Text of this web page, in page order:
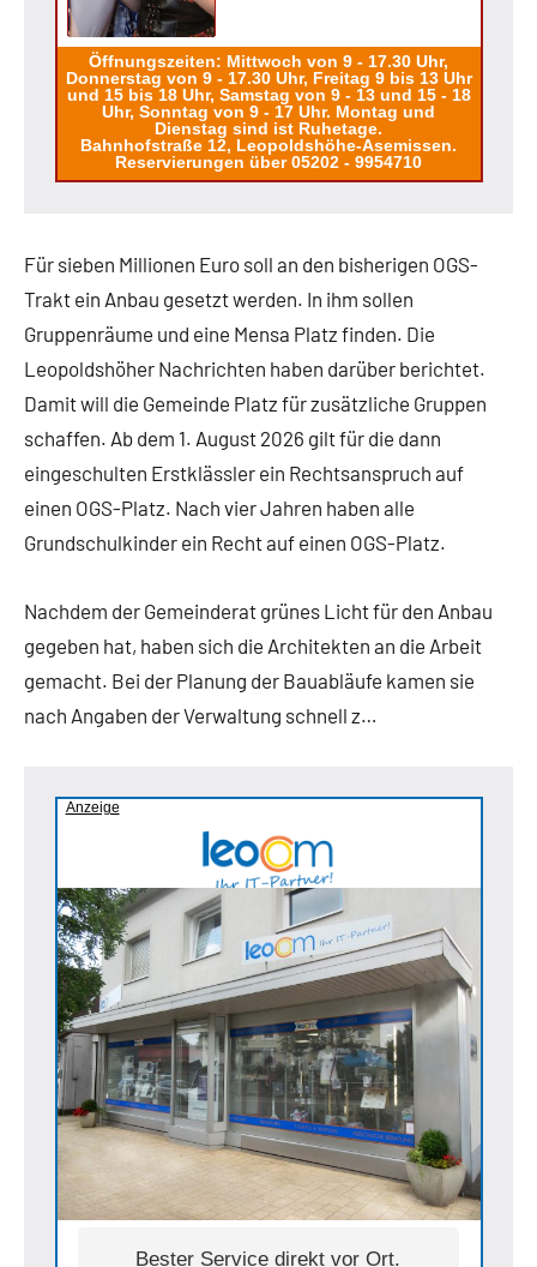
Öffnungszeiten: Mittwoch von 9 - 17.30 Uhr,
Donnerstag von 9 - 17.30 Uhr, Freitag 9 bis 13 Uhr
und 15 bis 18 Uhr, Samstag von 9 - 13 und 15 - 18
Uhr, Sonntag von 9 - 17 Uhr. Montag und
Dienstag sind ist Ruhetage.
Bahnhofstraße 12, Leopoldshöhe-Asemissen.
Reservierungen über 05202 - 9954710
Für sieben Millionen Euro soll an den bisherigen OGS-
Trakt ein Anbau gesetzt werden. In ihm sollen
Gruppenräume und eine Mensa Platz finden. Die
Leopoldshöher Nachrichten haben darüber berichtet.
Damit will die Gemeinde Platz für zusätzliche Gruppen
schaffen. Ab dem 1. August 2026 gilt für die dann
eingeschulten Erstklässler ein Rechtsanspruch auf
einen OGS-Platz. Nach vier Jahren haben alle
Grundschulkinder ein Recht auf einen OGS-Platz.
Nachdem der Gemeinderat grünes Licht für den Anbau
gegeben hat, haben sich die Architekten an die Arbeit
gemacht. Bei der Planung der Bauabläufe kamen sie
nach Angaben der Verwaltung schnell z…
Anzeige
Bester Service direkt vor Ort.